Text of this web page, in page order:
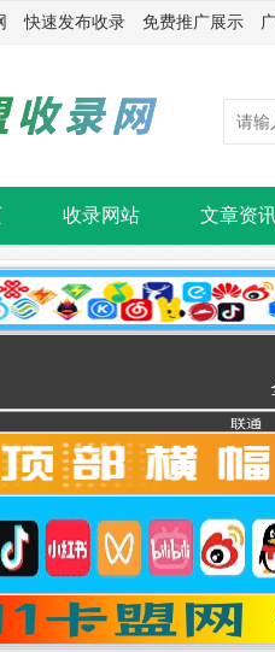
快速发布收录 免费推广展示 广
收录网站 文章资